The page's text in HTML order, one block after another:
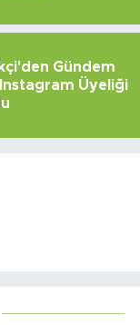
Gündem
Üyeliği